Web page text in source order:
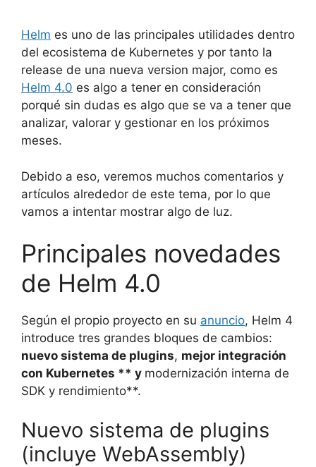
Helm es uno de las principales utilidades dentro
del ecosistema de Kubernetes y por tanto la
release de una nueva version major, como es
Helm 4.0 es algo a tener en consideración
porqué sin dudas es algo que se va a tener que
analizar, valorar y gestionar en los próximos
meses.
Debido a eso, veremos muchos comentarios y
artículos alrededor de este tema, por lo que
vamos a intentar mostrar algo de luz.
Principales novedades
de Helm 4.0
Según el propio proyecto en su anuncio, Helm 4
introduce tres grandes bloques de cambios:
nuevo sistema de plugins, mejor integración
con Kubernetes ** y modernización interna de
SDK y rendimiento**.
Nuevo sistema de plugins
(incluye WebAssembly)